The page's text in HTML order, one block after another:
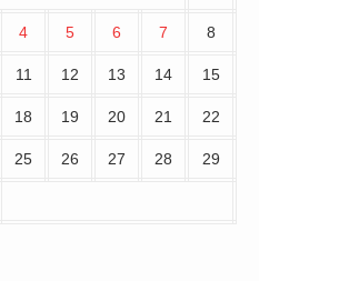
4 5 6 7 8
11 12 13 14 15
18 19 20 21 22
25 26 27 28 29